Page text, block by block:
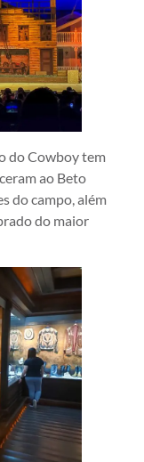
do Cowboy tem
ao Beto
do campo, além
do maior